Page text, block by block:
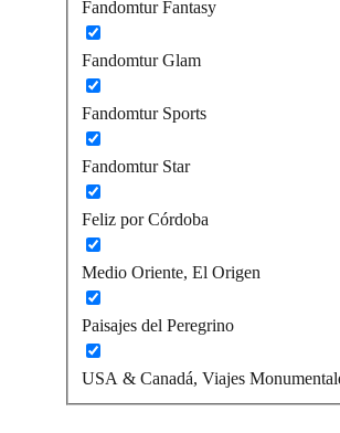
Fandomtur Fantasy
Fandomtur Glam
Fandomtur Sports
Fandomtur Star
Feliz por Córdoba
Medio Oriente, El Origen
Paisajes del Peregrino
USA & Canadá, Viajes